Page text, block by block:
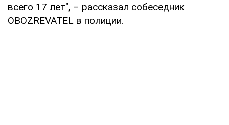
всего 17 лет", – рассказал собеседник
OBOZREVATEL в полиции.